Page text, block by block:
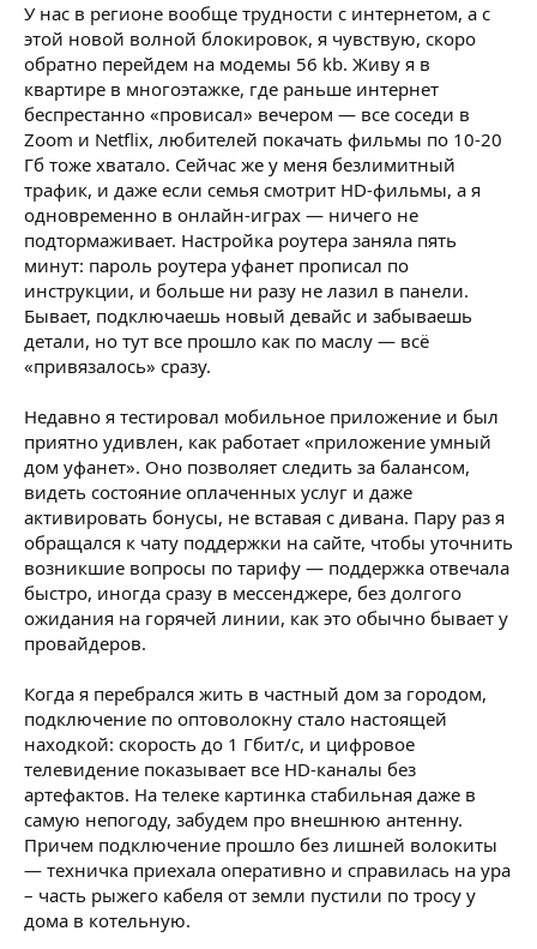
У нас в регионе вообще трудности с интернетом, а с
этой новой волной блокировок, я чувствую, скоро
обратно перейдем на модемы 56 kb. Живу я в
квартире в многоэтажке, где раньше интернет
беспрестанно «провисал» вечером — все соседи в
Zoom и Netflix, любителей покачать фильмы по 10-20
Гб тоже хватало. Сейчас же у меня безлимитный
трафик, и даже если семья смотрит HD-фильмы, а я
одновременно в онлайн-играх — ничего не
подтормаживает. Настройка роутера заняла пять
минут: пароль роутера уфанет прописал по
инструкции, и больше ни разу не лазил в панели.
Бывает, подключаешь новый девайс и забываешь
детали, но тут все прошло как по маслу — всё
«привязалось» сразу.
Недавно я тестировал мобильное приложение и был
приятно удивлен, как работает «приложение умный
дом уфанет». Оно позволяет следить за балансом,
видеть состояние оплаченных услуг и даже
активировать бонусы, не вставая с дивана. Пару раз я
обращался к чату поддержки на сайте, чтобы уточнить
возникшие вопросы по тарифу — поддержка отвечала
быстро, иногда сразу в мессенджере, без долгого
ожидания на горячей линии, как это обычно бывает у
провайдеров.
Когда я перебрался жить в частный дом за городом,
подключение по оптоволокну стало настоящей
находкой: скорость до 1 Гбит/с, и цифровое
телевидение показывает все HD-каналы без
артефактов. На телеке картинка стабильная даже в
самую непогоду, забудем про внешнюю антенну.
Причем подключение прошло без лишней волокиты
— техничка приехала оперативно и справилась на ура
– часть рыжего кабеля от земли пустили по тросу у
дома в котельную.